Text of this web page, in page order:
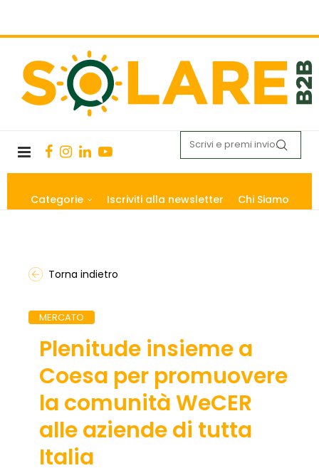
Categorie Iscriviti alla newsletter Chi Siamo
Torna indietro
MERCATO
Plenitude insieme a
Coesa per promuovere
la comunità WeCER
alle aziende di tutta
Italia